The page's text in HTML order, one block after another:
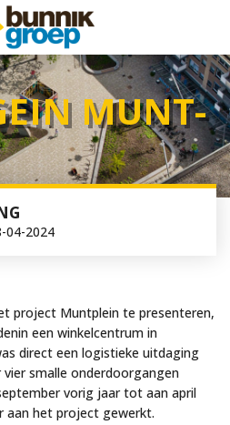
MUNT­
04-2024
project Muntplein te presenteren,
een winkelcentrum in
direct een logistieke uitdaging
smalle onderdoorgangen
vorig jaar tot aan april
aan het project gewerkt.